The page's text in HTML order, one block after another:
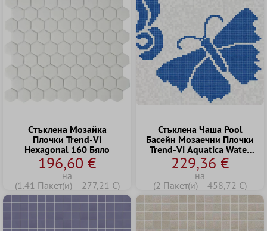
Cтъклена Mозайка
Плочки Trend-Vi
Hexagonal 160 Бяло
196,60 €
на
(1.41 Пакет(и) = 277,21 €)
Стъклена Чаша Pool
Басейн Mозаечни Плочки
Trend-Vi Aquatica Water
Wings 1
229,36 €
на
(2 Пакет(и) = 458,72 €)